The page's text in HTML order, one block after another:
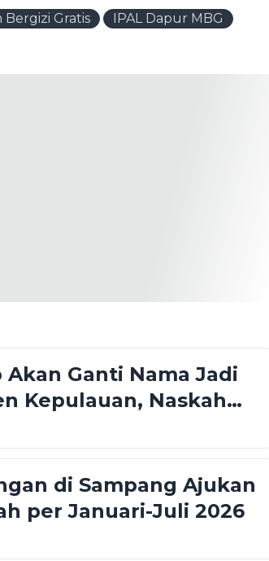
Bergizi Gratis
IPAL Dapur MBG
Akan Ganti Nama Jadi
Kepulauan, Naskah
Mulai Disusun
di Sampang Ajukan
per Januari-Juli 2026